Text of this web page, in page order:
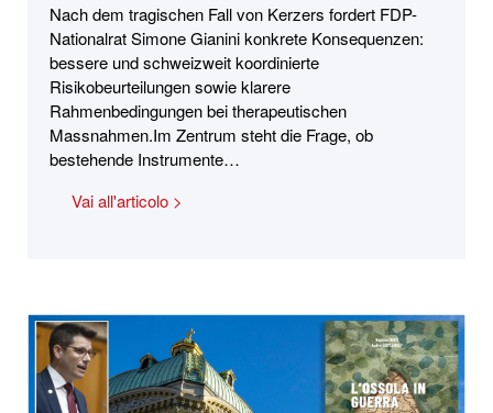
Nach dem tragischen Fall von Kerzers fordert FDP-
Nationalrat Simone Gianini konkrete Konsequenzen:
bessere und schweizweit koordinierte
Risikobeurteilungen sowie klarere
Rahmenbedingungen bei therapeutischen
Massnahmen.Im Zentrum steht die Frage, ob
bestehende Instrumente…
Vai all'articolo >